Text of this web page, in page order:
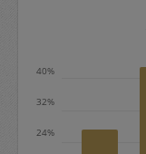
※例：依
はあり
24%
32%
40%